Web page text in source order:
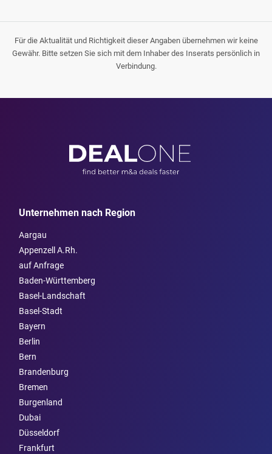
Für die Aktualität und Richtigkeit dieser Angaben übernehmen wir keine
Gewähr. Bitte setzen Sie sich mit dem Inhaber des Inserats persönlich in
Verbindung.
Unternehmen nach Region
Aargau
Appenzell A.Rh.
auf Anfrage
Baden-Württemberg
Basel-Landschaft
Basel-Stadt
Bayern
Berlin
Bern
Brandenburg
Bremen
Burgen­land
Dubai
Düsseldorf
Frankfurt